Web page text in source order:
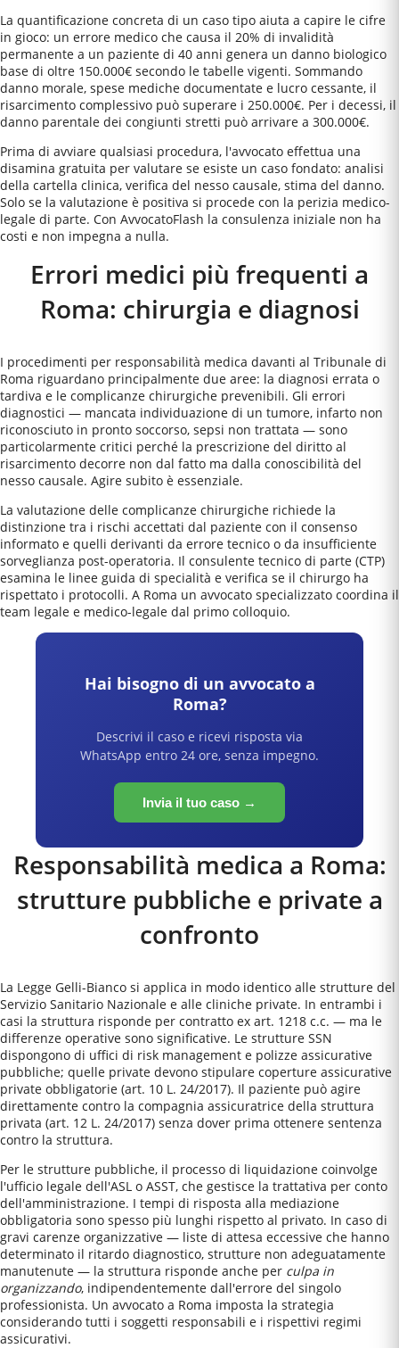
La quantificazione concreta di un caso tipo aiuta a capire le cifre
in gioco: un errore medico che causa il 20% di invalidità
permanente a un paziente di 40 anni genera un danno biologico
base di oltre 150.000€ secondo le tabelle vigenti. Sommando
danno morale, spese mediche documentate e lucro cessante, il
risarcimento complessivo può superare i 250.000€. Per i decessi, il
danno parentale dei congiunti stretti può arrivare a 300.000€.
Prima di avviare qualsiasi procedura, l'avvocato effettua una
disamina gratuita per valutare se esiste un caso fondato: analisi
della cartella clinica, verifica del nesso causale, stima del danno.
Solo se la valutazione è positiva si procede con la perizia medico-
legale di parte. Con AvvocatoFlash la consulenza iniziale non ha
costi e non impegna a nulla.
Errori medici più frequenti a
Roma: chirurgia e diagnosi
I procedimenti per responsabilità medica davanti al Tribunale di
Roma riguardano principalmente due aree: la diagnosi errata o
tardiva e le complicanze chirurgiche prevenibili. Gli errori
diagnostici — mancata individuazione di un tumore, infarto non
riconosciuto in pronto soccorso, sepsi non trattata — sono
particolarmente critici perché la prescrizione del diritto al
risarcimento decorre non dal fatto ma dalla conoscibilità del
nesso causale. Agire subito è essenziale.
La valutazione delle complicanze chirurgiche richiede la
distinzione tra i rischi accettati dal paziente con il consenso
informato e quelli derivanti da errore tecnico o da insufficiente
sorveglianza post-operatoria. Il consulente tecnico di parte (CTP)
esamina le linee guida di specialità e verifica se il chirurgo ha
rispettato i protocolli. A Roma un avvocato specializzato coordina il
team legale e medico-legale dal primo colloquio.
Hai bisogno di un avvocato a
Roma?
Descrivi il caso e ricevi risposta via
WhatsApp entro 24 ore, senza impegno.
Invia il tuo caso →
Responsabilità medica a Roma:
strutture pubbliche e private a
confronto
La Legge Gelli-Bianco si applica in modo identico alle strutture del
Servizio Sanitario Nazionale e alle cliniche private. In entrambi i
casi la struttura risponde per contratto ex art. 1218 c.c. — ma le
differenze operative sono significative. Le strutture SSN
dispongono di uffici di risk management e polizze assicurative
pubbliche; quelle private devono stipulare coperture assicurative
private obbligatorie (art. 10 L. 24/2017). Il paziente può agire
direttamente contro la compagnia assicuratrice della struttura
privata (art. 12 L. 24/2017) senza dover prima ottenere sentenza
contro la struttura.
Per le strutture pubbliche, il processo di liquidazione coinvolge
l'ufficio legale dell'ASL o ASST, che gestisce la trattativa per conto
dell'amministrazione. I tempi di risposta alla mediazione
obbligatoria sono spesso più lunghi rispetto al privato. In caso di
gravi carenze organizzative — liste di attesa eccessive che hanno
determinato il ritardo diagnostico, strutture non adeguatamente
manutenute — la struttura risponde anche per culpa in
organizzando, indipendentemente dall'errore del singolo
professionista. Un avvocato a Roma imposta la strategia
considerando tutti i soggetti responsabili e i rispettivi regimi
assicurativi.